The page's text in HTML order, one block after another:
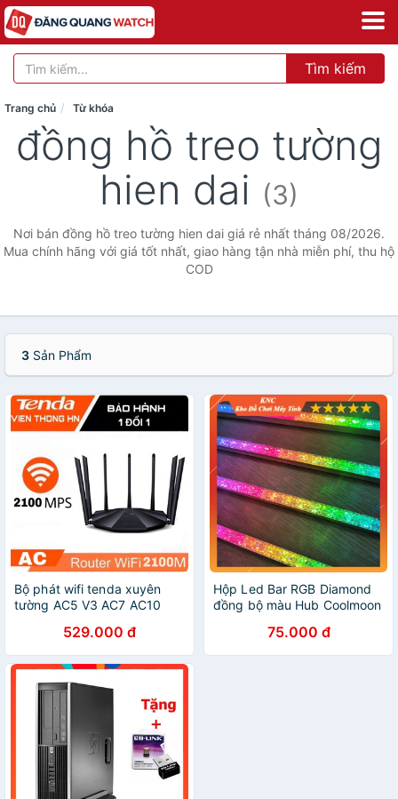
Tìm kiếm
Trang chủ Từ khóa
đồng hồ treo tường
hien dai (3)
Nơi bán đồng hồ treo tường hien dai giá rẻ nhất tháng 08/2026.
Mua chính hãng với giá tốt nhất, giao hàng tận nhà miễn phí, thu hộ
COD
3 Sản Phẩm
Bộ phát wifi tenda xuyên
tường AC5 V3 AC7 AC10
kích sóng router nối sóng
khuếch đại - vienthonghn
529.000 đ
Hộp Led Bar RGB Diamond
đồng bộ màu Hub Coolmoon
75.000 đ